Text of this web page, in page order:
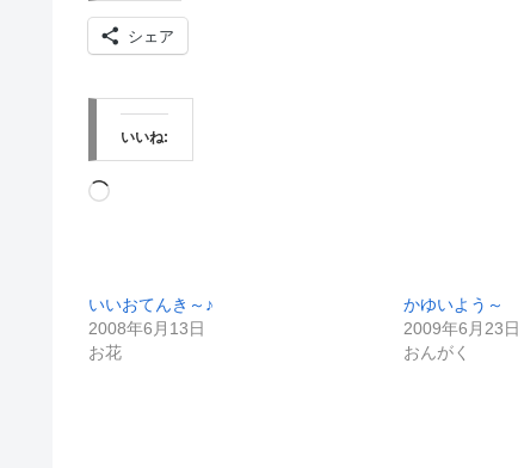
シェア
いいね:
読
み
中…
いいおてんき～♪
2008年6月13日
お花
かゆいよう～
2009年6月23日
おんがく